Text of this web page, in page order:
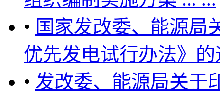
• 国家发改委、能源局
优先发电试行办法》的
• 发改委、能源局关于